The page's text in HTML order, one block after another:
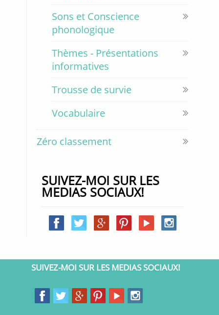
Sons et Conscience
phonologique
Thèmes - Présentations
informatives
Trousse de survie
Vocabulaire
Zéro classement
SUIVEZ-MOI SUR LES
MEDIAS SOCIAUX!
SUIVEZ-MOI SUR LES MEDIAS SOCIAUX!